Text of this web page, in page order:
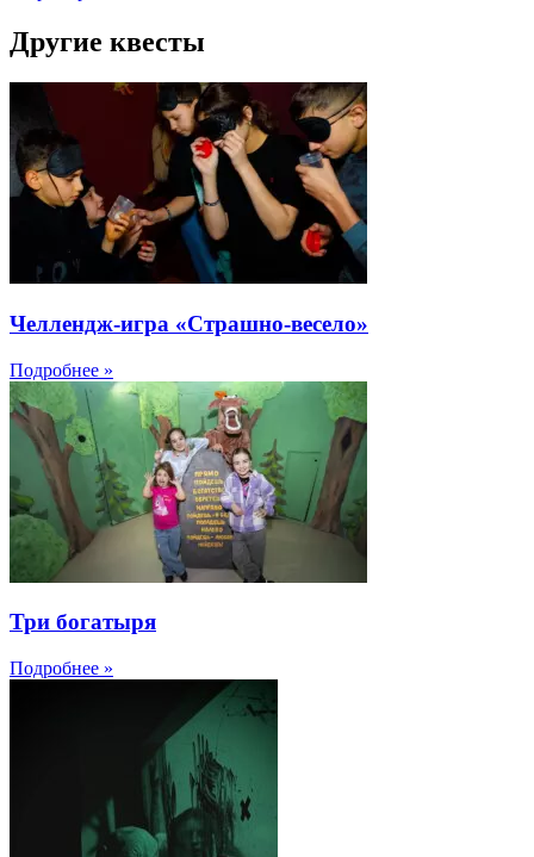
Другие квесты
Челлендж-игра «Страшно-весело»
Подробнее »
Три богатыря
Подробнее »